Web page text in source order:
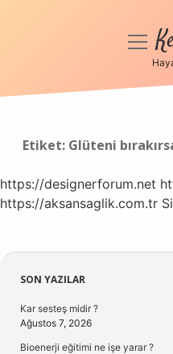
Anasayfa
Hakkımızda
Etiket: Glüteni
https://designerforum.net
https://aksansaglik.com.tr
Sidebar
SON YAZILAR
Kar sesteş midir ?
Ağustos 7, 2026
Bioenerji eğitimi ne işe yarar ?